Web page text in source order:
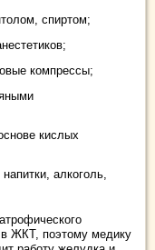
спиртом;
компрессы;
кислых
алкоголь,
в ЖКТ, поэтому медику